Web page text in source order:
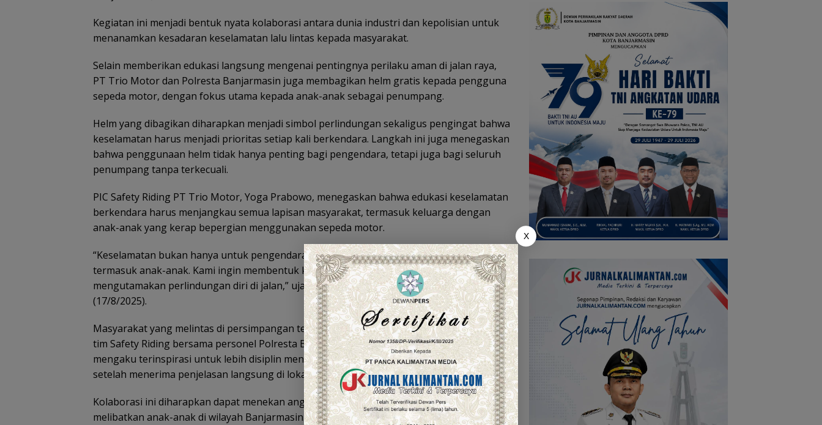
Kegiatan ini menjadi bentuk nyata kolaborasi antara dunia industri dan kepolisian untuk
menanamkan kesadaran keselamatan lalu lintas kepada masyarakat.
Selain memberikan edukasi langsung mengenai pentingnya perilaku aman di jalan raya,
PT Trio Motor dan Polresta Banjarmasin juga membagikan helm gratis kepada pengguna
sepeda motor, dengan fokus utama kepada anak-anak sebagai penumpang.
Helm yang dibagikan diharapkan menjadi simbol perlindungan sekaligus pengingat bahwa
keselamatan harus menjadi prioritas setiap kali berkendara. Langkah ini juga menegaskan
bahwa penggunaan helm tidak hanya penting bagi pengendara, tetapi juga bagi seluruh
penumpang tanpa terkecuali.
PIC Safety Riding PT Trio Motor, Yoga Prabowo, menegaskan bahwa edukasi keselamatan
berkendara harus menjangkau semua lapisan masyarakat, termasuk keluarga dengan
anak-anak yang kerap bepergian menggunakan sepeda motor.
“Keselamatan bukan hanya untuk pengendara, tapi juga untuk semua penumpang,
termasuk anak-anak. Kami ingin membentuk kebiasaan positif agar masyarakat selalu
mengutamakan perlindungan diri di jalan,” ujarnya dalam keterangan pers, Ahad
(17/8/2025).
Masyarakat yang melintas di persimpangan tersebut tampak antusias mengikuti arahan
tim Safety Riding bersama personel Polresta Banjarmasin. Beberapa orang tua bahkan
mengaku terinspirasi untuk lebih disiplin menggunakan helm bagi anak-anak mereka
setelah menerima penjelasan langsung di lokasi.
Kolaborasi ini diharapkan dapat menekan angka kecelakaan lalu lintas, khususnya yang
melibatkan anak-anak di wilayah Banjarmasin.
X